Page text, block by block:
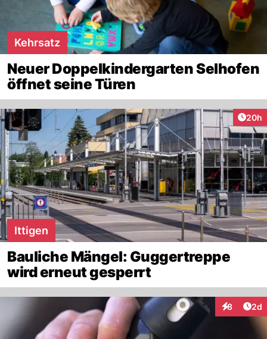
Kehrsatz
Neuer Doppelkindergarten Selhofen
öffnet seine Türen
20h
Ittigen
Bauliche Mängel: Guggertreppe
wird erneut gesperrt
8 2d